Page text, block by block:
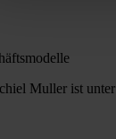
Muller ist